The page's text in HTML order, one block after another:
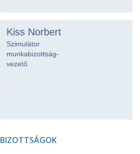
Kiss Norbert
Szimulátor
munkabizottság-
vezető
BIZOTTSÁGOK